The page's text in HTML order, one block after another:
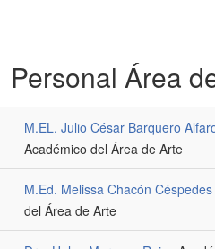
Personal Área
M.EL. Julio César Barquero
Académico del Área de Arte
M.Ed. Melissa Chacón Céspedes
del Área de Arte